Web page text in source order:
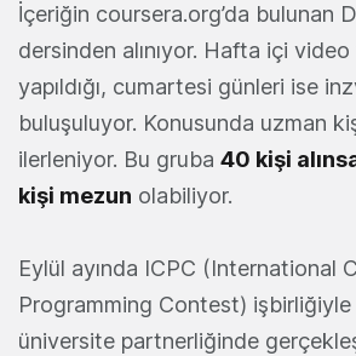
İçeriğin coursera.org’da bulunan
dersinden alınıyor. Hafta içi
yapıldığı, cumartesi günleri ise
buluşuluyor. Konusunda uzman
ilerleniyor. Bu gruba 40 kişi
kişi mezun olabiliyor.
Eylül ayında ICPC (International
Programming Contest)
üniversite partnerliğinde